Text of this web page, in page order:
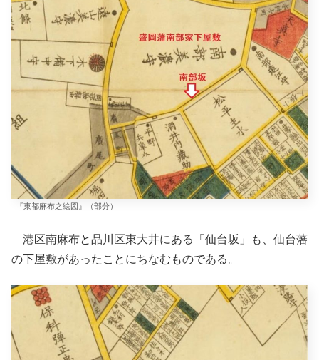
『東都麻布之絵図』（部分）
港区南麻布と品川区東大井にある「仙台坂」も、仙台藩
の下屋敷があったことにちなむものである。